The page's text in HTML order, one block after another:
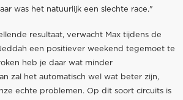
was het natuurlijk een slechte race."
resultaat, verwacht Max tijdens de
een positiever weekend tegemoet te
heb je daar wat minder
zal het automatisch wel wat beter zijn,
echte problemen. Op dit soort circuits is